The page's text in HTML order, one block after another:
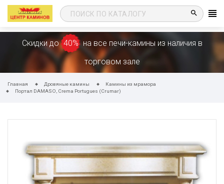
search
Скидки до 40% на все печи-камины из наличия в
торговом зале
Главная Дровяные камины
Камины из мрамора
Портал DAMASO, Crema Portugues (Crumar)